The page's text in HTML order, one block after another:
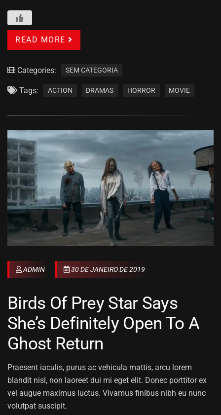
READ MORE
Categories: SEM CATEGORIA
Tags: ACTION DRAMAS HORROR MOVIE
ADMIN 30 DE JANEIRO DE 2019
Birds Of Prey Star Says
She’s Definitely Open To A
Ghost Return
Praesent iaculis, purus ac vehicula mattis, arcu lorem
blandit nisl, non laoreet dui mi eget elit. Donec porttitor ex
vel augue maximus luctus. Vivamus finibus nibh eu nunc
volutpat suscipit.